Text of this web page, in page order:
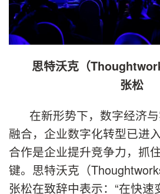
思特沃克（
张松
在新形势下，数字经济
融合，企业数字化转型已进
合作是企业提升竞争力，抓
键。思特沃克（
张松在致辞中表示：“在快速